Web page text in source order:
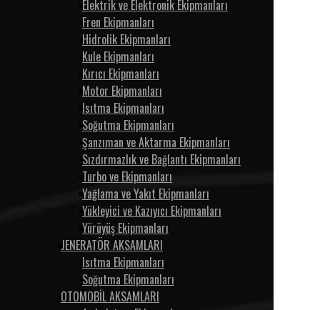
Elektrik ve Elektronik Ekipmanları
Fren Ekipmanları
Hidrolik Ekipmanları
Kule Ekipmanları
Kırıcı Ekipmanları
Motor Ekipmanları
Isıtma Ekipmanları
Soğutma Ekipmanları
Şanzıman ve Aktarma Ekipmanları
Sızdırmazlık ve Bağlantı Ekipmanları
Turbo ve Ekipmanları
Yağlama ve Yakıt Ekipmanları
Yükleyici ve Kazıyıcı Ekipmanları
Yürüyüş Ekipmanları
JENERATÖR AKSAMLARI
Isıtma Ekipmanları
Soğutma Ekipmanları
OTOMOBİL AKSAMLARI